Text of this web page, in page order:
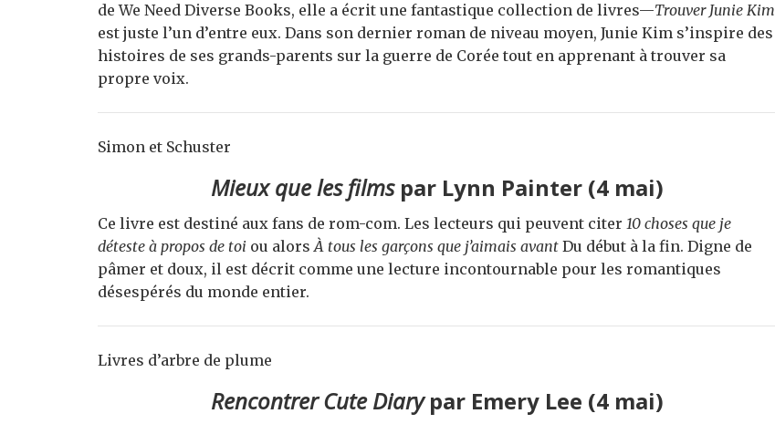
de We Need Diverse Books, elle a écrit une fantastique collection de livres—Trouver Junie Kim
est juste l’un d’entre eux. Dans son dernier roman de niveau moyen, Junie Kim s’inspire des
histoires de ses grands-parents sur la guerre de Corée tout en apprenant à trouver sa
propre voix.
Simon et Schuster
Mieux que les filmspar Lynn Painter (4 mai)
Ce livre est destiné aux fans de rom-com. Les lecteurs qui peuvent citer 10 choses que je
déteste à propos de toi ou alorsÀ tous les garçons que j’aimais avant Du début à la fin. Digne de
pâmer et doux, il est décrit comme une lecture incontournable pour les romantiques
désespérés du monde entier.
Livres d’arbre de plume
Rencontrer Cute Diarypar Emery Lee (4 mai)